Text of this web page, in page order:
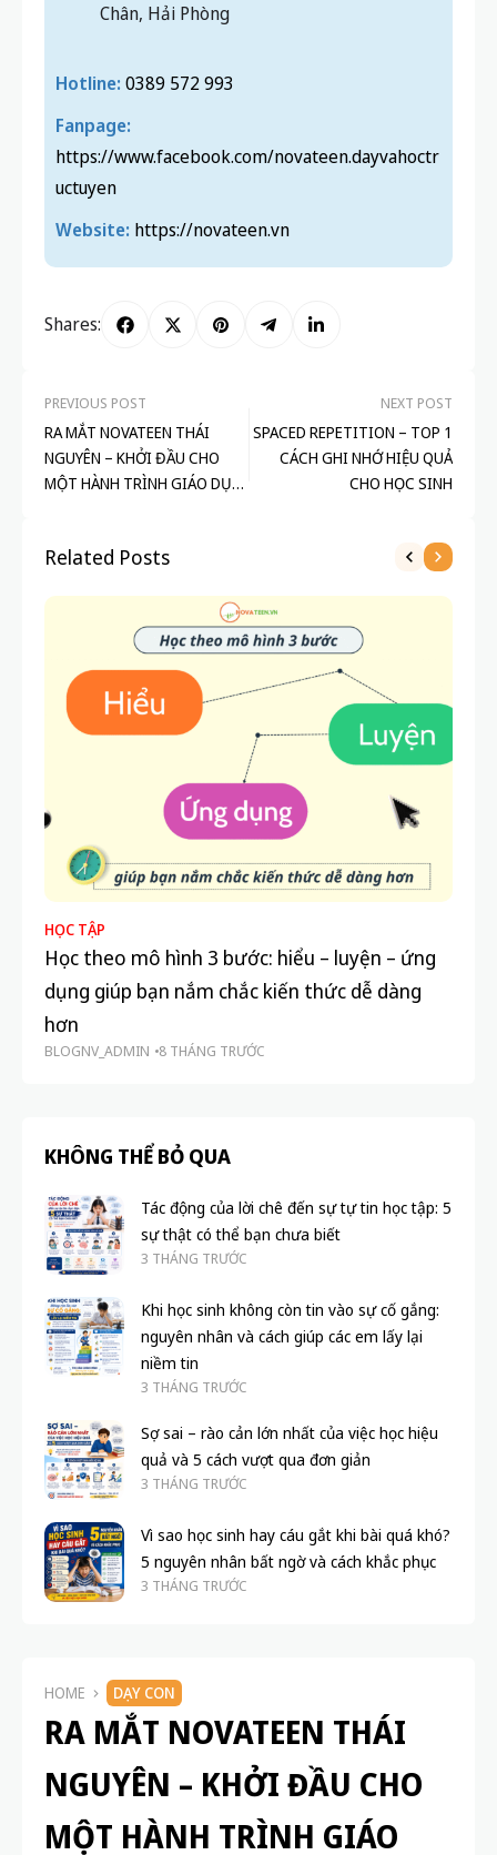
Chân, Hải Phòng
Hotline: 0389 572 993
Fanpage:
https://www.facebook.com/novateen.dayvahoctr
uctuyen
Website: https://novateen.vn
Shares:
PREVIOUS POST
RA MẮT NOVATEEN THÁI
NGUYÊN – KHỞI ĐẦU CHO
MỘT HÀNH TRÌNH GIÁO DỤC
NEXT POST
SPACED REPETITION – TOP 1
CÁCH GHI NHỚ HIỆU QUẢ
CHO HỌC SINH
Related Posts
HỌC TẬP
Học theo mô hình 3 bước: hiểu – luyện – ứng
dụng giúp bạn nắm chắc kiến thức dễ dàng
hơn
BLOGNV_ADMIN 8 THÁNG TRƯỚC
KHÔNG THỂ BỎ QUA
Tác động của lời chê đến sự tự tin học tập: 5
sự thật có thể bạn chưa biết
3 THÁNG TRƯỚC
Khi học sinh không còn tin vào sự cố gắng:
nguyên nhân và cách giúp các em lấy lại
niềm tin
3 THÁNG TRƯỚC
Sợ sai – rào cản lớn nhất của việc học hiệu
quả và 5 cách vượt qua đơn giản
3 THÁNG TRƯỚC
Vì sao học sinh hay cáu gắt khi bài quá khó?
5 nguyên nhân bất ngờ và cách khắc phục
3 THÁNG TRƯỚC
HOME DẠY CON
RA MẮT NOVATEEN THÁI
NGUYÊN – KHỞI ĐẦU CHO
MỘT HÀNH TRÌNH GIÁO